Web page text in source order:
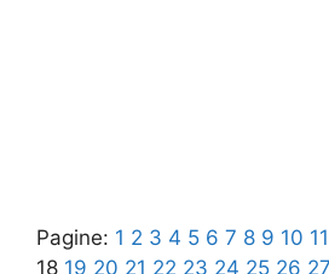
Pagine: 1 2 3 4 5 6 7 8 9 10 11
18 19 20 21 22 23 24 25 26 27